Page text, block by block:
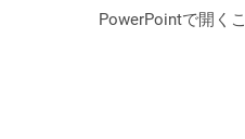
PowerPointで開く